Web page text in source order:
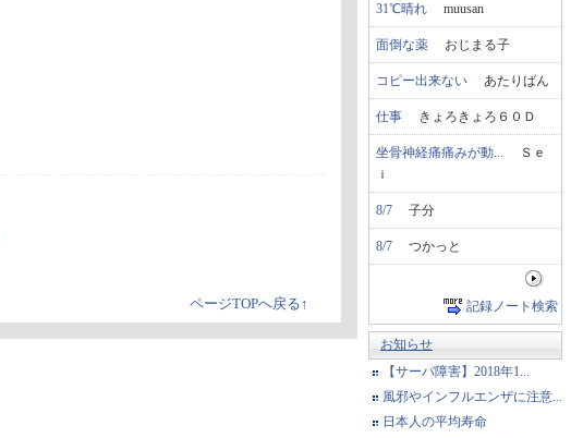
ページTOPへ戻る↑
31℃晴れ muusan
面倒な薬 おじまる子
コピー出来ない あたりばん
仕事 きょろきょろ６０Ｄ
坐骨神経痛痛みが動... Ｓｅ
ｉ
8/7 子分
8/7 つかっと
記録ノート検索
お知らせ
【サーバ障害】2018年1...
風邪やインフルエンザに注意...
日本人の平均寿命